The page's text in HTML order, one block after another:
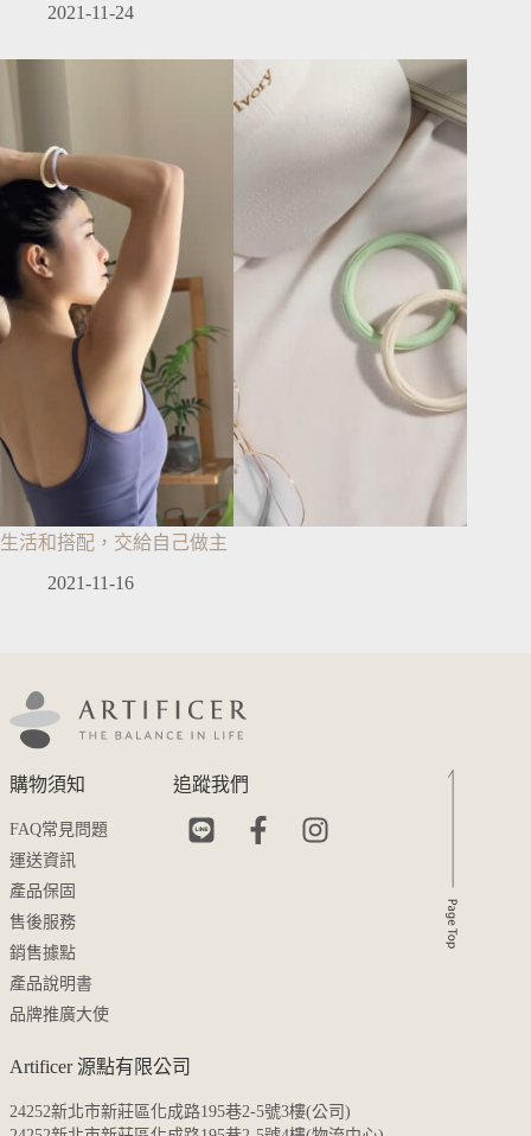
2021-11-24
生活和搭配，交給自己做主
2021-11-16
Artificer 源點有限公司
24252新北市新莊區化成路195巷2-5號3樓(公司)
購物須知
FAQ常見問題
運送資訊
產品保固
售後服務
銷售據點
產品說明書
品牌推廣大使
追蹤我們